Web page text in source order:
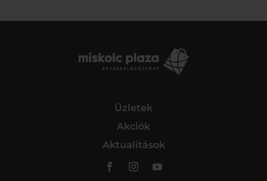
Üzletek
Akciók
Aktualitások